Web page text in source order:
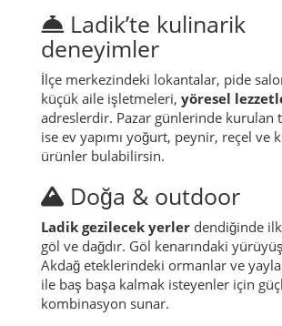
Ladik’te kulinarik
deneyimler
İlçe merkezindeki lokantalar, pide
küçük aile işletmeleri, yöresel
adreslerdir. Pazar günlerinde kurulan
ise ev yapımı yoğurt, peynir, reçel ve
ürünler bulabilirsin.
Doğa & outdoor
Ladik gezilecek yerler dendiğinde
göl ve dağdır. Göl kenarındaki
Akdağ eteklerindeki ormanlar ve yayla
ile baş başa kalmak isteyenler için
kombinasyon sunar.